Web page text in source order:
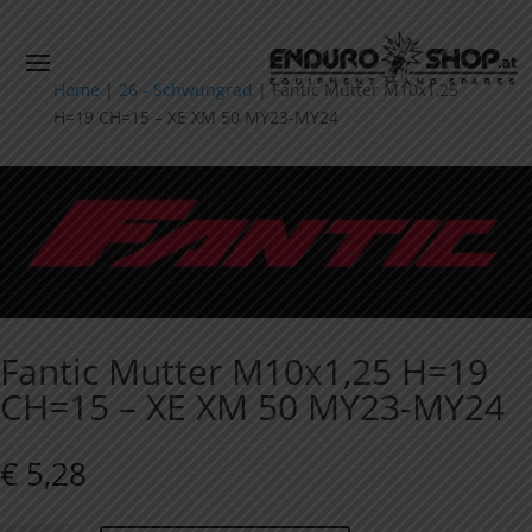
Home | 26 - Schwungrad |Fantic Mutter M10x1,25
H=19 CH=15 – XE XM 50 MY23-MY24
Fantic Mutter M10x1,25 H=19
CH=15 – XE XM 50 MY23-MY24
€ 5,28